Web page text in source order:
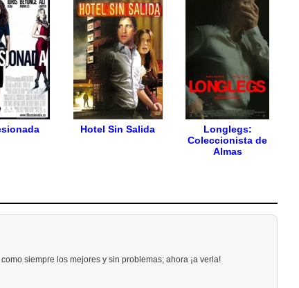
Hotel Sin Salida
Longlegs:
Coleccionista de
Almas
siempre los mejores y sin problemas; ahora ¡a verla!